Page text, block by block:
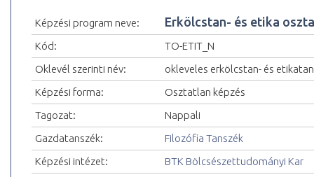
Képzési program neve: Erkölcstan- és etika
Kód:
TO-ETIT_N
Oklevél szerinti név:
okleveles erkölcstan- és
Képzési forma:
Osztatlan képzés
Tagozat:
Nappali
Gazdatanszék:
Filozófia Tanszék
Képzési intézet:
BTK Bölcsészettudományi Kar